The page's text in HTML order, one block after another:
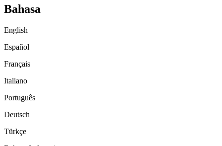
Bahasa
English
Español
Français
Italiano
Português
Deutsch
Türkçe